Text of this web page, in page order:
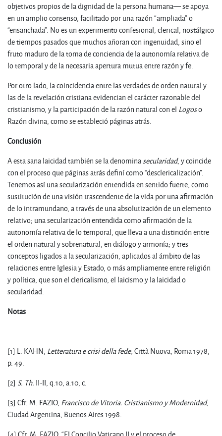
objetivos propios de la dignidad de la persona humana— se apoya
en un amplio consenso, facilitado por una razón “ampliada” o
“ensanchada”. No es un experimento confesional, clerical, nostálgico
de tiempos pasados que muchos añoran con ingenuidad, sino el
fruto maduro de la toma de conciencia de la autonomía relativa de
lo temporal y de la necesaria apertura mutua entre razón y fe.
Por otro lado, la coincidencia entre las verdades de orden natural y
las de la revelación cristiana evidencian el carácter razonable del
cristianismo, y la participación de la razón natural con el Logoso
Razón divina, como se estableció páginas atrás.
Conclusión
A esta sana laicidad también se la denominasecularidad, y coincide
con el proceso que páginas atrás definí como “desclericalización”.
Tenemos así una secularización entendida en sentido fuerte, como
sustitución de una visión trascendente de la vida por una afirmación
de lo intramundano, a través de una absolutización de un elemento
relativo; una secularización entendida como afirmación de la
autonomía relativa de lo temporal, que lleva a una distinción entre
el orden natural y sobrenatural, en diálogo y armonía; y tres
conceptos ligados a la secularización, aplicados al ámbito de las
relaciones entre Iglesia y Estado, o más ampliamente entre religión
y política, que son el clericalismo, el laicismo y la laicidad o
secularidad.
Notas
[1] L. KAHN, Letteratura e crisi della fede,Città Nuova, Roma 1978,
p. 49.
[2] S. Th. II-II, q.10, a.10, c.
[3] Cfr. M. FAZIO, Francisco de Vitoria. Cristianismo y Modernidad,
Ciudad Argentina, Buenos Aires 1998.